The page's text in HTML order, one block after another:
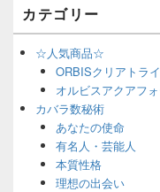
カテゴリー
☆人気商品☆
ORBISクリアトラ
オルビスアクアフ
カバラ数秘術
あなたの使命
有名人・芸能人
本質性格
理想の出会い